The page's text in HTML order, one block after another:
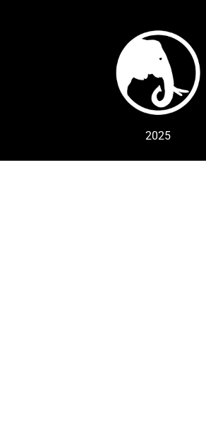
2025